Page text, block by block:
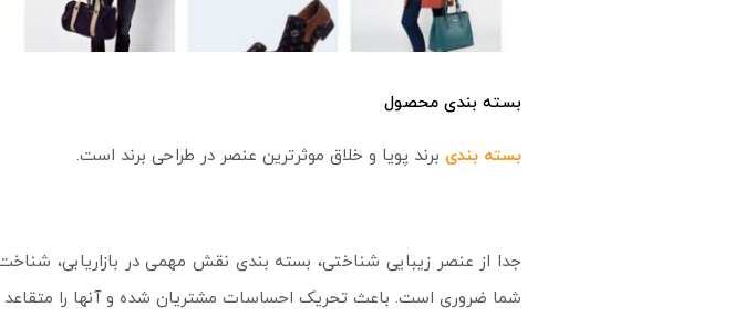
بسته بندی محصول
بسته بندی برند پویا و خلاق موثرترین عنصر در طراحی برند است.
جدا از عنصر زیبایی شناختی، بسته بندی نقش مهمی در بازاریابی،
شما ضروری است. باعث تحریک احساسات مشتریان شده و آنها را متقاعد